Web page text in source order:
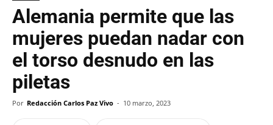
Alemania permite que las
mujeres puedan nadar con
el torso desnudo en las
piletas
Por Redacción Carlos Paz Vivo - 10 marzo, 2023